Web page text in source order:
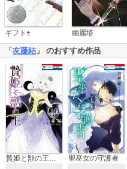
ギフト± 幽麗塔
「 友藤結 」 のおすすめ作品
贄姫と獣の王【まんが「ケモ姫と普通の王」小冊子付き特装版】 聖巫女の守護者